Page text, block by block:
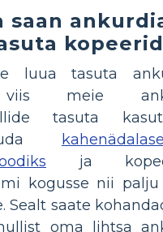
saan
luua tasuta
meie
tasuta
ja
kogusse nii
Sealt saate
oma lihtsa